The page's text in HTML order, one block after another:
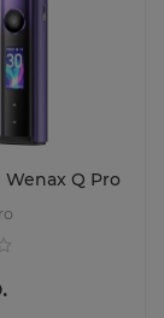
Wenax Q Pro